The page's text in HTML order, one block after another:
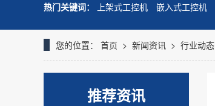
热门关键词： 上架式工控机 嵌入式工控机
您的位置： 首页 > 新闻资讯 > 行业动态
推荐资讯